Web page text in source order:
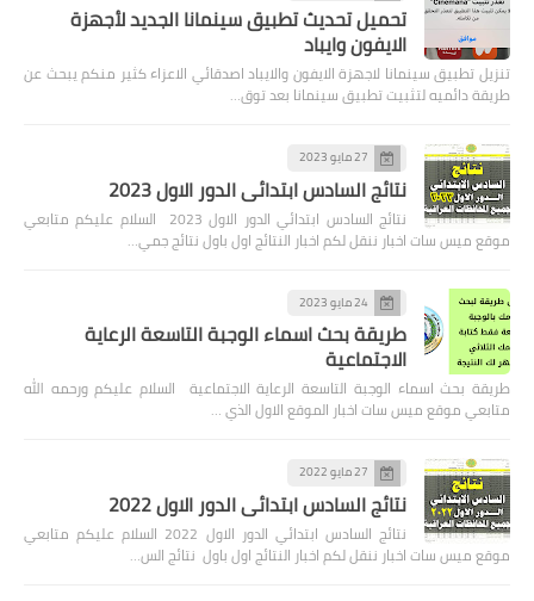
تحميل تحديث تطبيق سينمانا الجديد لأجهزة
الايفون وايباد
تنزيل تطبيق سينمانا لاجهزة الايفون والايباد اصدقائي الاعزاء كثير منكم يبحث عن
طريقة دائميه لتثبيت تطبيق سينمانا بعد توق…
27 مايو 2023
نتائج السادس ابتدائي الدور الاول 2023
نتائج السادس ابتدائي الدور الاول 2023 السلام عليكم متابعي
موقع ميس سات اخبار ننقل لكم اخبار النتائج اول باول نتائج جمي…
24 مايو 2023
طريقة بحث اسماء الوجبة التاسعة الرعاية
الاجتماعية
طريقة بحث اسماء الوجبة التاسعة الرعاية الاجتماعية السلام عليكم ورحمه الله
متابعي موقع ميس سات اخبار الموقع الاول الذي …
27 مايو 2022
نتائج السادس ابتدائي الدور الاول 2022
نتائج السادس ابتدائي الدور الاول 2022 السلام عليكم متابعي
موقع ميس سات اخبار ننقل لكم اخبار النتائج اول باول نتائج الس…